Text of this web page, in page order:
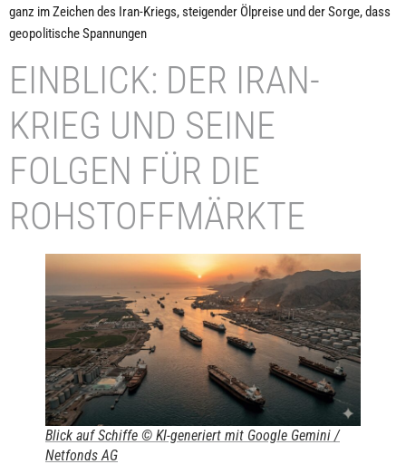
ganz im Zeichen des Iran-Kriegs, steigender Ölpreise und der Sorge, dass
geopolitische Spannungen
EINBLICK: DER IRAN-
KRIEG UND SEINE
FOLGEN FÜR DIE
ROHSTOFFMÄRKTE
Blick auf Schiffe © KI-generiert mit Google Gemini /
Netfonds AG